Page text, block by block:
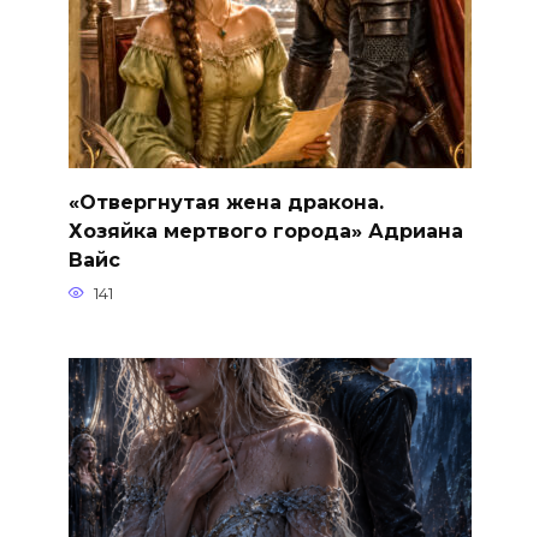
«Отвергнутая жена дракона.
Хозяйка мертвого города» Адриана
Вайс
141